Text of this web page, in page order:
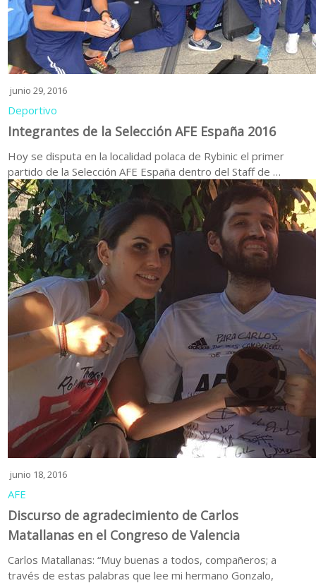
junio 29, 2016
Deportivo
Integrantes de la Selección AFE España 2016
Hoy se disputa en la localidad polaca de Rybinic el primer
partido de la Selección AFE España dentro del Staff de …
junio 18, 2016
AFE
Discurso de agradecimiento de Carlos
Matallanas en el Congreso de Valencia
Carlos Matallanas: “Muy buenas a todos, compañeros; a
través de estas palabras que lee mi hermano Gonzalo,